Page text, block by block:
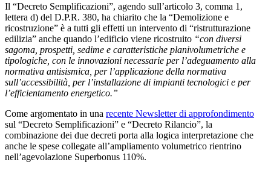
Il “Decreto Semplificazioni”, agendo sull’articolo 3, comma 1,
lettera d) del D.P.R. 380, ha chiarito che la “Demolizione e
ricostruzione” è a tutti gli effetti un intervento di “ristrutturazione
edilizia” anche quando l’edificio viene ricostruito “con diversi
sagoma, prospetti, sedime e caratteristiche planivolumetriche e
tipologiche, con le innovazioni necessarie per l’adeguamento alla
normativa antisismica, per l’applicazione della normativa
sull’accessibilità, per l’installazione di impianti tecnologici e per
l’efficientamento energetico.”
Come argomentato in una recente Newsletter di approfondimento
sul “Decreto Semplificazioni” e “Decreto Rilancio”, la
combinazione dei due decreti porta alla logica interpretazione che
anche le spese collegate all’ampliamento volumetrico rientrino
nell’agevolazione Superbonus 110%.